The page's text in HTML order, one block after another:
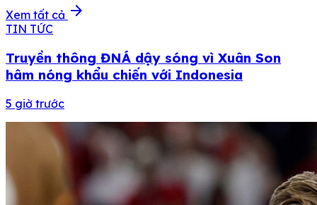
Xem tất cả arrow_forward
TIN TỨC
Truyền thông ĐNÁ dậy sóng vì Xuân Son
hâm nóng khẩu chiến với Indonesia
5 giờ trước